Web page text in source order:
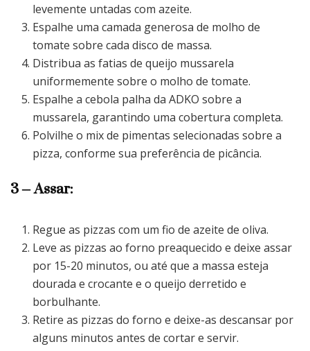
levemente untadas com azeite.
Espalhe uma camada generosa de molho de
tomate sobre cada disco de massa.
Distribua as fatias de queijo mussarela
uniformemente sobre o molho de tomate.
Espalhe a cebola palha da ADKO sobre a
mussarela, garantindo uma cobertura completa.
Polvilhe o mix de pimentas selecionadas sobre a
pizza, conforme sua preferência de picância.
3 – Assar:
Regue as pizzas com um fio de azeite de oliva.
Leve as pizzas ao forno preaquecido e deixe assar
por 15-20 minutos, ou até que a massa esteja
dourada e crocante e o queijo derretido e
borbulhante.
Retire as pizzas do forno e deixe-as descansar por
alguns minutos antes de cortar e servir.